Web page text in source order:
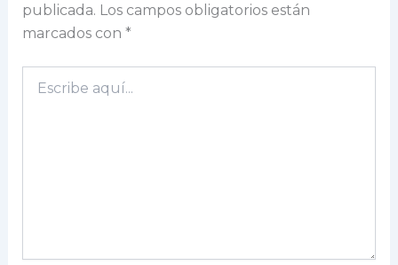
publicada. Los campos obligatorios están
marcados con *
aquí...